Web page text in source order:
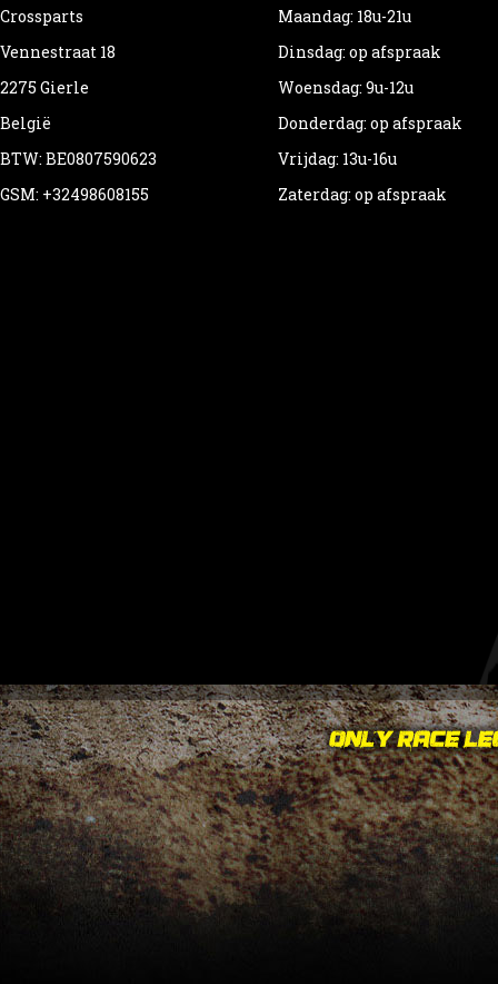
Crossparts
Vennestraat 18
2275 Gierle
België
BTW: BE0807590623
GSM: +32498608155
Maandag: 18u-21u
Dinsdag: op afspraak
Woensdag: 9u-12u
Donderdag: op afspraak
Vrijdag: 13u-16u
Zaterdag: op afspraak